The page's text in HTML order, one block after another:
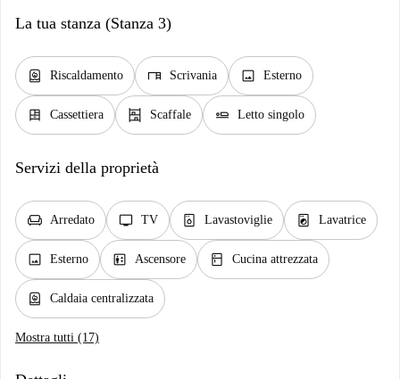
La tua stanza (Stanza 3)
water_heater Riscaldamento desk Scrivania image Esterno
dresser Cassettiera shelves Scaffale airline_seat_flat Letto singolo
Servizi della proprietà
chair Arredato tv TV dishwasher_gen Lavastoviglie local_laundry_service Lavatrice
image Esterno elevator Ascensore kitchen Cucina attrezzata
water_heater Caldaia centralizzata
Mostra tutti (17)